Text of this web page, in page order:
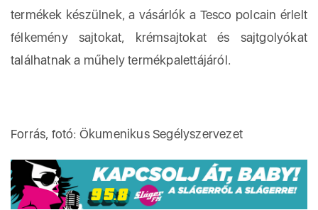
termékek készülnek, a vásárlók a Tesco polcain érlelt
félkemény sajtokat, krémsajtokat és sajtgolyókat
találhatnak a műhely termékpalettájáról.
Forrás, fotó: Ökumenikus Segélyszervezet